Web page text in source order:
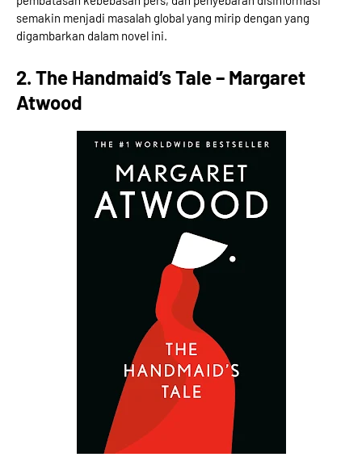
semakin menjadi masalah global yang mirip dengan yang
digambarkan dalam novel ini.
2. The Handmaid’s Tale – Margaret
Atwood